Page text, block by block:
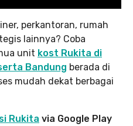
perkantoran, rumah
lainnya? Coba
unit kost Rukita di
Bandung berada di
mudah dekat berbagai
Rukita via Google Play